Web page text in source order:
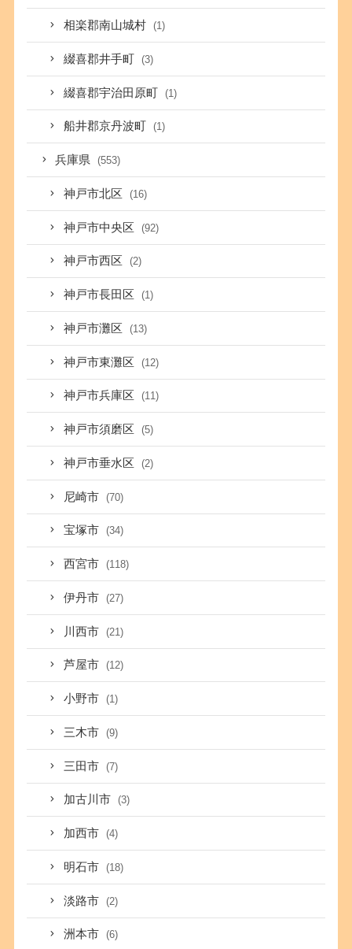
相楽郡南山城村 (1)
綴喜郡井手町 (3)
綴喜郡宇治田原町 (1)
船井郡京丹波町 (1)
兵庫県 (553)
神戸市北区 (16)
神戸市中央区 (92)
神戸市西区 (2)
神戸市長田区 (1)
神戸市灘区 (13)
神戸市東灘区 (12)
神戸市兵庫区 (11)
神戸市須磨区 (5)
神戸市垂水区 (2)
尼崎市 (70)
宝塚市 (34)
西宮市 (118)
伊丹市 (27)
川西市 (21)
芦屋市 (12)
小野市 (1)
三木市 (9)
三田市 (7)
加古川市 (3)
加西市 (4)
明石市 (18)
淡路市 (2)
洲本市 (6)